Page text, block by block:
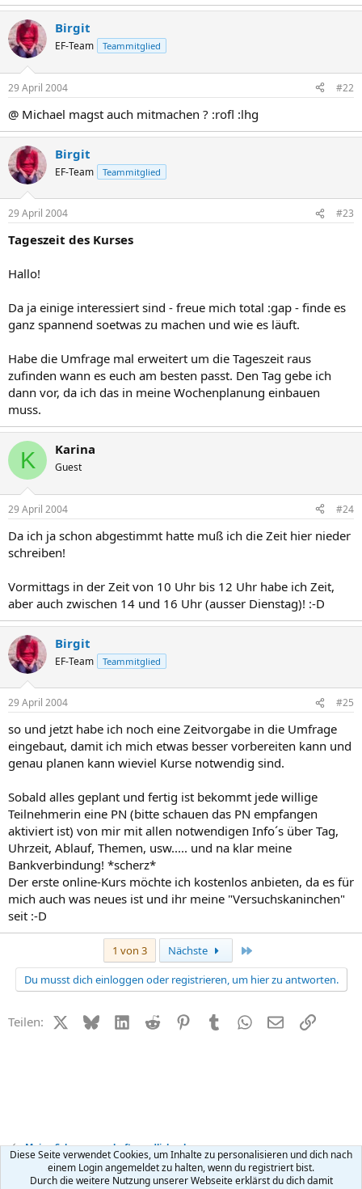
Birgit
EF-Team Teammitglied
29 April 2004 #22
@ Michael magst auch mitmachen ? :rofl :lhg
Birgit
EF-Team Teammitglied
29 April 2004 #23
Tageszeit des Kurses
Hallo!
Da ja einige interessiert sind - freue mich total :gap - finde es
ganz spannend soetwas zu machen und wie es läuft.
Habe die Umfrage mal erweitert um die Tageszeit raus
zufinden wann es euch am besten passt. Den Tag gebe ich
dann vor, da ich das in meine Wochenplanung einbauen
muss.
K Karina
Guest
29 April 2004 #24
Da ich ja schon abgestimmt hatte muß ich die Zeit hier nieder
schreiben!
Vormittags in der Zeit von 10 Uhr bis 12 Uhr habe ich Zeit,
aber auch zwischen 14 und 16 Uhr (ausser Dienstag)! :-D
Birgit
EF-Team Teammitglied
29 April 2004 #25
so und jetzt habe ich noch eine Zeitvorgabe in die Umfrage
eingebaut, damit ich mich etwas besser vorbereiten kann und
genau planen kann wieviel Kurse notwendig sind.
Sobald alles geplant und fertig ist bekommt jede willige
Teilnehmerin eine PN (bitte schauen das PN empfangen
aktiviert ist) von mir mit allen notwendigen Info´s über Tag,
Uhrzeit, Ablauf, Themen, usw..... und na klar meine
Bankverbindung! *scherz*
Der erste online-Kurs möchte ich kostenlos anbieten, da es für
mich auch was neues ist und ihr meine "Versuchskaninchen"
seit :-D
1 von 3 Nächste
Du musst dich einloggen oder registrieren, um hier zu antworten.
Teilen: X (Twitter)
BlueskyLinkedIn
Reddit PinterestTumblr WhatsApp
E-MailLink
Meine Schwangerschaft - endlich schwanger
Kontakt Nutzungsbedingungen Datenschutz Hilfe
R
Diese Seite verwendet Cookies, um Inhalte zu personalisieren und dich nach
einem Login angemeldet zu halten, wenn du registriert bist.
Durch die weitere Nutzung unserer Webseite erklärst du dich damit